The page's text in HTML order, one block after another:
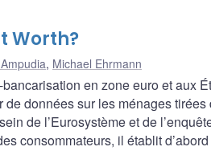
Worth?
, Michael Ehrmann
en zone euro et aux
données sur les ménages tirées
de l’Eurosystème et de
consommateurs, il établit